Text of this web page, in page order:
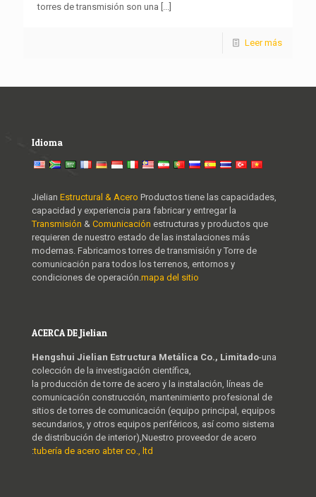
torres de transmisión son una [...]
Leer más
Idioma
Jielian Estructural & Acero Productos tiene las capacidades,
capacidad y experiencia para fabricar y entregar la
Transmisión & Comunicación estructuras y productos que
requieren de nuestro estado de las instalaciones más
modernas. Fabricamos torres de transmisión y Torre de
comunicación para todos los terrenos, entornos y
condiciones de operación.mapa del sitio
ACERCA DE Jielian
Hengshui Jielian Estructura Metálica Co., Limitado-una
colección de la investigación científica,
la producción de torre de acero y la instalación, líneas de
comunicación construcción, mantenimiento profesional de
sitios de torres de comunicación (equipo principal, equipos
secundarios, y otros equipos periféricos, así como sistema
de distribución de interior),Nuestro proveedor de acero
:tubería de acero abter co., ltd